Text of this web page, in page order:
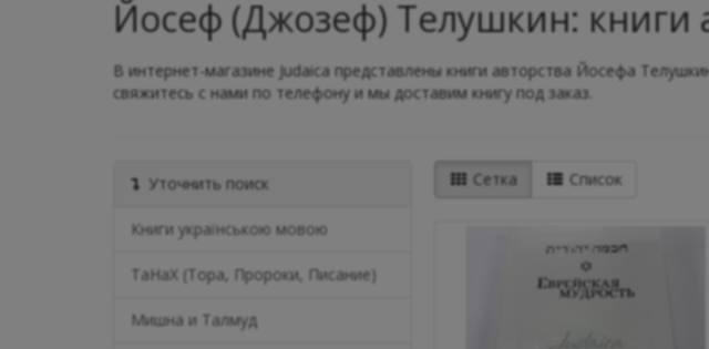
Йосеф (Джозеф) Телушкин: книги
В интернет-магазине Judaica представлены книги авторства Йосефа
свяжитесь с нами по телефону и мы доставим книгу под заказ.
Уточнить поиск
Книги українською мовою
ТаНаХ (Тора, Пророки, Писание)
Мишна и Талмуд
Сетка Список